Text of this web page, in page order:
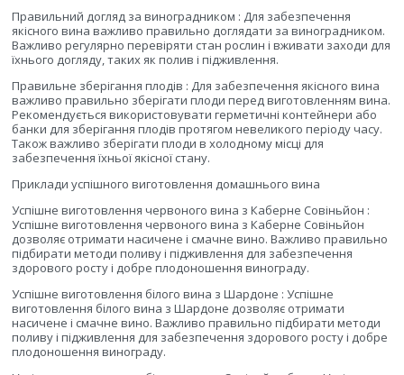
Правильний догляд за виноградником : Для забезпечення
якісного вина важливо правильно доглядати за виноградником.
Важливо регулярно перевіряти стан рослин і вживати заходи для
їхнього догляду, таких як полив і підживлення.
Правильне зберігання плодів : Для забезпечення якісного вина
важливо правильно зберігати плоди перед виготовленням вина.
Рекомендується використовувати герметичні контейнери або
банки для зберігання плодів протягом невеликого періоду часу.
Також важливо зберігати плоди в холодному місці для
забезпечення їхньої якісної стану.
Приклади успішного виготовлення домашнього вина
Успішне виготовлення червоного вина з Каберне Совіньйон :
Успішне виготовлення червоного вина з Каберне Совіньйон
дозволяє отримати насичене і смачне вино. Важливо правильно
підбирати методи поливу і підживлення для забезпечення
здорового росту і добре плодоношення винограду.
Успішне виготовлення білого вина з Шардоне : Успішне
виготовлення білого вина з Шардоне дозволяє отримати
насичене і смачне вино. Важливо правильно підбирати методи
поливу і підживлення для забезпечення здорового росту і добре
плодоношення винограду.